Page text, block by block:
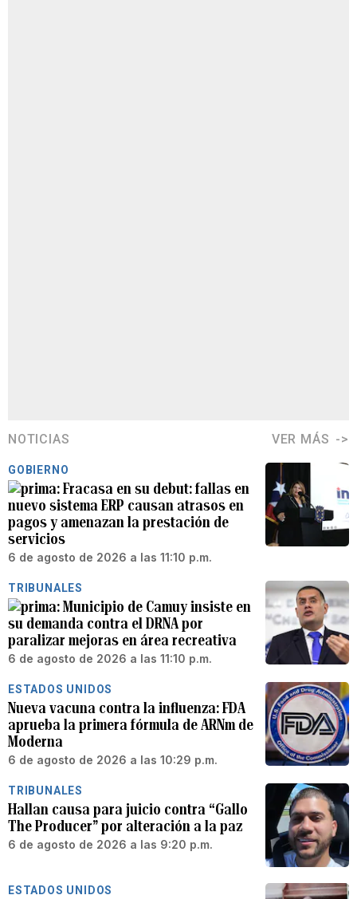
NOTICIAS VER MÁS
GOBIERNO
Fracasa en su debut: fallas en
nuevo sistema ERP causan atrasos en
pagos y amenazan la prestación de
servicios
6 de agosto de 2026 a las 11:10 p.m.
TRIBUNALES
Municipio de Camuy insiste en
su demanda contra el DRNA por
paralizar mejoras en área recreativa
6 de agosto de 2026 a las 11:10 p.m.
ESTADOS UNIDOS
Nueva vacuna contra la influenza: FDA
aprueba la primera fórmula de ARNm de
Moderna
6 de agosto de 2026 a las 10:29 p.m.
TRIBUNALES
Hallan causa para juicio contra “Gallo
The Producer” por alteración a la paz
6 de agosto de 2026 a las 9:20 p.m.
ESTADOS UNIDOS